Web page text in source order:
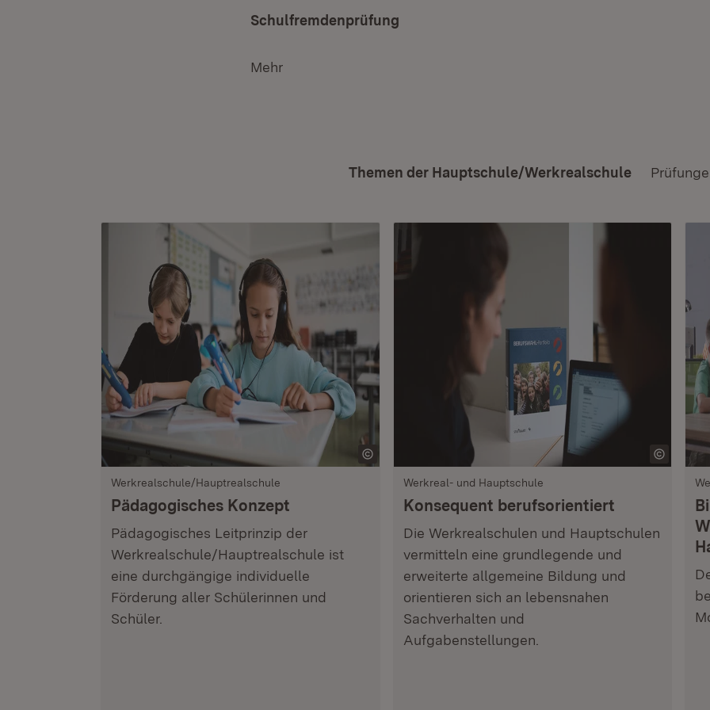
Schulfremdenprüfung
Mehr
Themen der Hauptschule/Werkrealschule
Werkrealschule/Hauptrealschule
Pädagogisches Konzept
Pädagogisches Leitprinzip der
Werkrealschule/Hauptrealschule ist
eine durchgängige individuelle
Förderung aller Schülerinnen und
Schüler.
Werkreal- und Hauptschule
Konsequent berufsorientiert
Die Werkrealschulen und Hauptschulen
vermitteln eine grundlegende und
erweiterte allgemeine Bildung und
orientieren sich an lebensnahen
Sachverhalten und
Aufgabenstellungen.